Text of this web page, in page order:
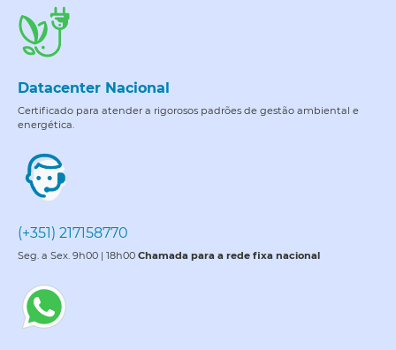
Datacenter Nacional
Certificado para atender a rigorosos padrões de gestão ambiental e
energética.
(+351) 217158770
Seg. a Sex. 9h00 | 18h00 Chamada para a rede fixa nacional